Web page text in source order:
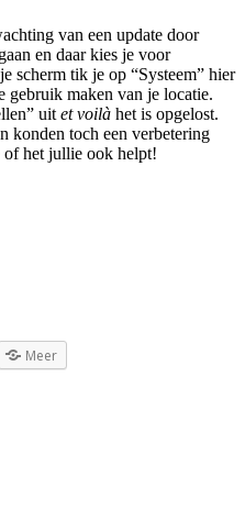
van een update door
en daar kies je voor
scherm tik je op “Systeem” hier
gebruik maken van je locatie.
uit et voilà het is opgelost.
konden toch een verbetering
of het jullie ook helpt!
Meer